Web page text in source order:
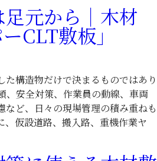
元から｜木材
CLT敷板」
た構造物だけで決まるものではあり
、安全対策、作業員の動線、車両
など、日々の現場管理の積み重ねも
、仮設道路、搬入路、重機作業ヤ